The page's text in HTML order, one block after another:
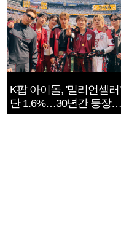
K팝 아이돌, '밀리언셀러'
단 1.6%…30년간 등장
1182개팀 전수조사